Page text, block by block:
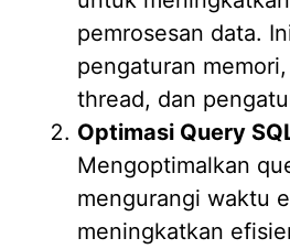
pemrosesan data.
pengaturan
thread, dan
Optimasi Query
Mengoptimalkan
mengurangi waktu
meningkatkan